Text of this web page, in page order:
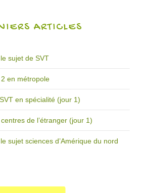
ARTICLES
sujet de SVT
en métropole
en spécialité (jour 1)
de l’étranger (jour 1)
sujet sciences d’Amérique du nord